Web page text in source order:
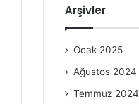
Arşivler
Ocak 2025
Ağustos 2024
Temmuz 2024